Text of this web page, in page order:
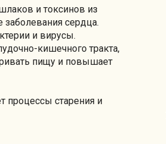
и токсинов из
сердца.
и вирусы.
кишечного тракта,
пищу и повышает
процессы старения и